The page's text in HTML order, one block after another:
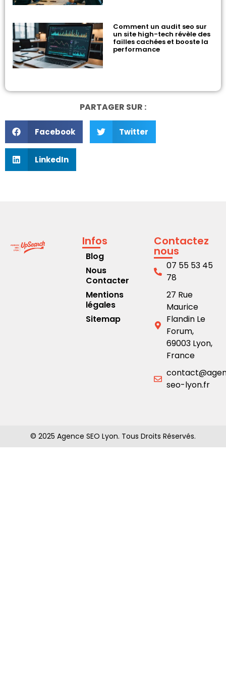
Comment un audit seo sur
un site high-tech révèle des
failles cachées et booste la
performance
PARTAGER SUR :
Facebook Twitter
LinkedIn
Infos
Blog
Nous
Contacter
Mentions
légales
Sitemap
Contactez
nous
07 55 53 45
78
27 Rue
Maurice
Flandin Le
Forum,
69003 Lyon,
France
seo-lyon.fr
© 2025 Agence SEO Lyon. Tous Droits Réservés.